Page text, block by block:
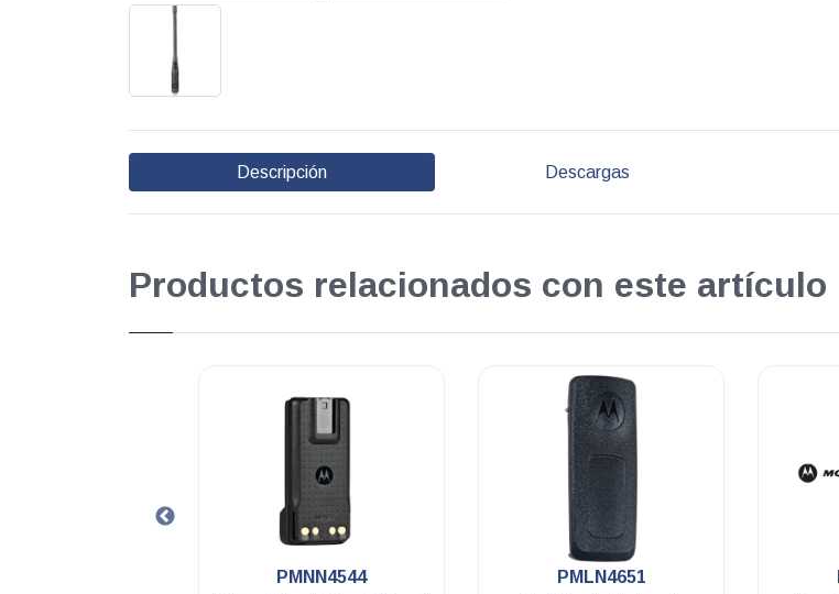
Descripción Descargas
Productos relacionados con este artículo
.
PMNN4544
.
PMLN4651